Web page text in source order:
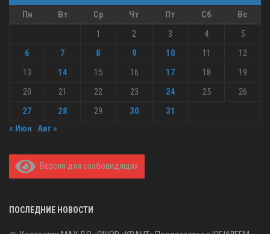
Пн
Вт Ср Чт Пт Сб
Вс
1
2 3 4
5
6
7 8 9 10 11
12
13
14 15 16 17 18
19
20
21 22 23 24 25
26
27
28 29 30
31
« Июн Авг »
Версия для слабовидящих
ПОСЛЕДНИЕ НОВОСТИ